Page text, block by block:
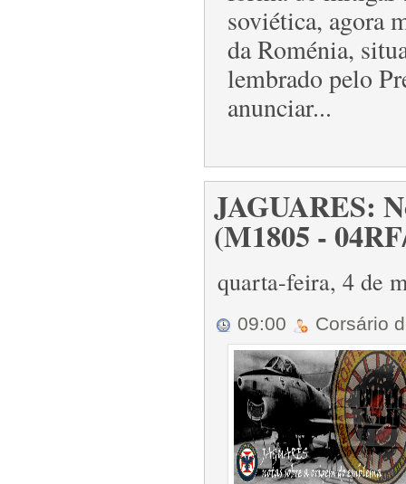
soviética, agora
da Roménia,
lembrado pelo
anunciar...
JAGUARES:
(M1805 -
quarta-feira, 4 de
09:00 Corsário